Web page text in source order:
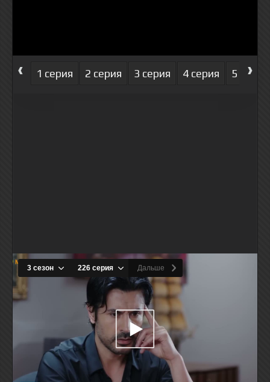
‹ 1 серия 2 серия 3 серия 4 серия 5 серия
›